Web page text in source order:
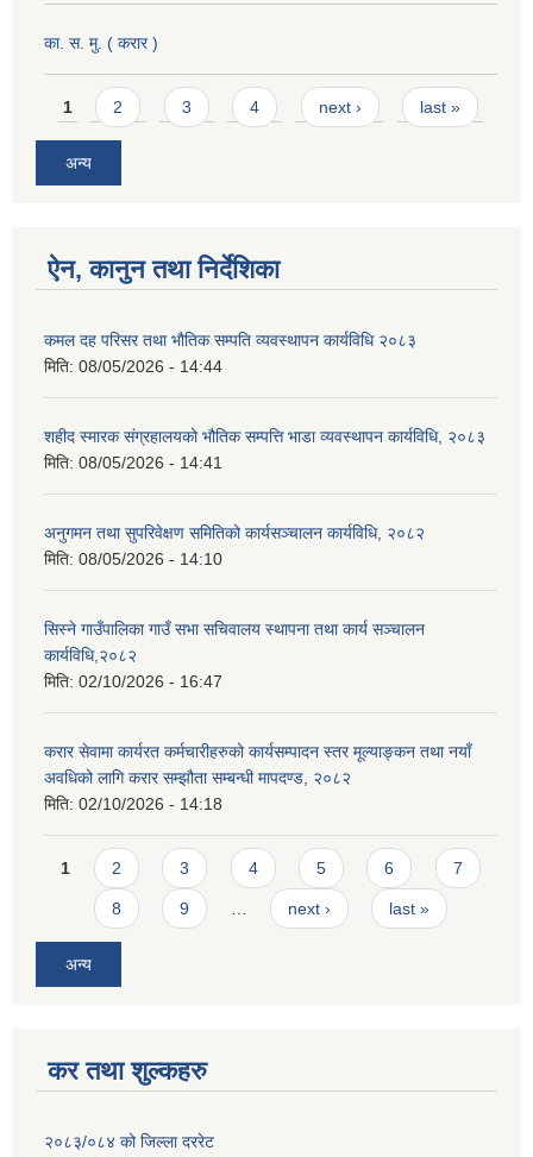
का. स. मु. ( करार )
Pages
1 2 3 4 next › last »
अन्य
ऐन, कानुन तथा निर्देशिका
कमल दह परिसर तथा भौतिक सम्पति व्यवस्थापन कार्यविधि २०८३
मिति: 08/05/2026 - 14:44
शहीद स्मारक संग्रहालयको भौतिक सम्पत्ति भाडा व्यवस्थापन कार्यविधि, २०८३
मिति: 08/05/2026 - 14:41
अनुगमन तथा सुपरिवेक्षण समितिको कार्यसञ्चालन कार्यविधि, २०८२
मिति: 08/05/2026 - 14:10
सिस्ने गाउँपालिका गाउँ सभा सचिवालय स्थापना तथा कार्य सञ्चालन
कार्यविधि,२०८२
मिति: 02/10/2026 - 16:47
करार सेवामा कार्यरत कर्मचारीहरुको कार्यसम्पादन स्तर मूल्याङ्कन तथा नयाँ
अवधिको लागि करार सम्झौता सम्बन्धी मापदण्ड, २०८२
मिति: 02/10/2026 - 14:18
Pages
1 2 3 4 5 6 7
8 9 … next › last »
अन्य
कर तथा शुल्कहरु
२०८३/०८४ को जिल्ला दररेट